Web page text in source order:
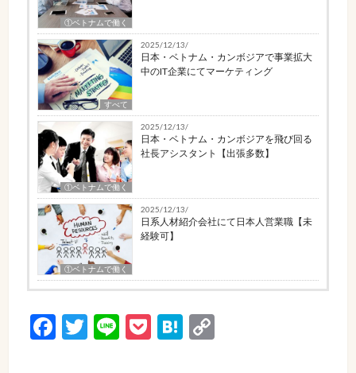
①ベトナムで働く
すべて
2025/12/13/
日本・ベトナム・カンボジアで事業拡大
中のIT企業にてマーケティング
①ベトナムで働く
2025/12/13/
日本・ベトナム・カンボジアを飛び回る
社長アシスタント【出張多数】
①ベトナムで働く
2025/12/13/
日系人材紹介会社にて日本人営業職【未
経験可】
Facebook
Twitter
LinePocketHatena
Copy